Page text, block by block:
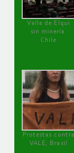
Valle de Elqui
sin minería.
Chile
Protestas contra
VALE, Brasil